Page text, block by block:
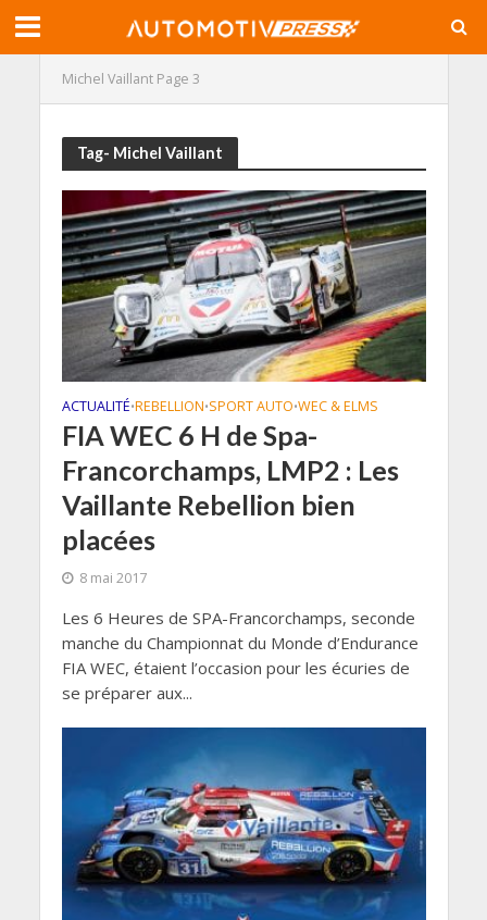
Michel Vaillant Page 3
Tag- Michel Vaillant
ACTUALITÉ•REBELLION•SPORT AUTO•WEC & ELMS
FIA WEC 6 H de Spa-
Francorchamps, LMP2 : Les
Vaillante Rebellion bien
placées
8 mai 2017
Les 6 Heures de SPA-Francorchamps, seconde
manche du Championnat du Monde d’Endurance
FIA WEC, étaient l’occasion pour les écuries de
se préparer aux...